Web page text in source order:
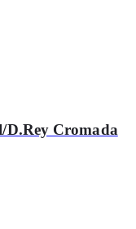
D.Rey Cromada